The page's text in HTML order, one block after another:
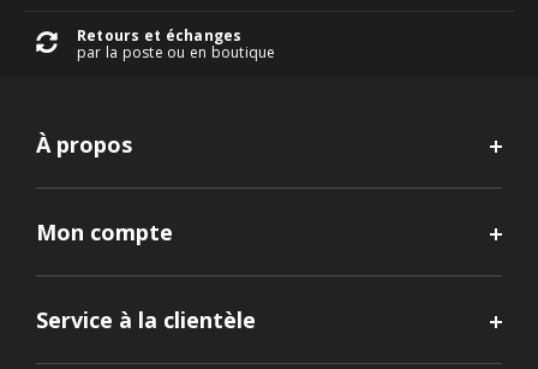
Retours et échanges
par la poste ou en boutique
À propos
Mon compte
Service à la clientèle